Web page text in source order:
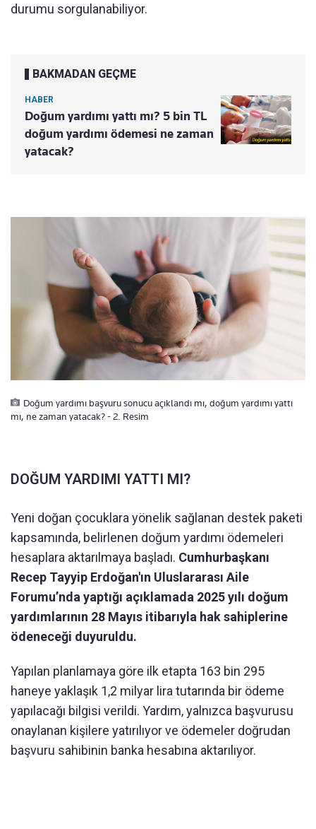
durumu sorgulanabiliyor.
BAKMADAN GEÇME
HABER
Doğum yardımı yattı mı? 5 bin TL
doğum yardımı ödemesi ne zaman
yatacak?
Doğum yardımı başvuru sonucu açıklandı mı, doğum yardımı yattı
mı, ne zaman yatacak? - 2. Resim
DOĞUM YARDIMI YATTI MI?
Yeni doğan çocuklara yönelik sağlanan destek paketi
kapsamında, belirlenen doğum yardımı ödemeleri
hesaplara aktarılmaya başladı. Cumhurbaşkanı
Recep Tayyip Erdoğan'ın Uluslararası Aile
Forumu’nda yaptığı açıklamada 2025 yılı doğum
yardımlarının 28 Mayıs itibarıyla hak sahiplerine
ödeneceği duyuruldu.
Yapılan planlamaya göre ilk etapta 163 bin 295
haneye yaklaşık 1,2 milyar lira tutarında bir ödeme
yapılacağı bilgisi verildi. Yardım, yalnızca başvurusu
onaylanan kişilere yatırılıyor ve ödemeler doğrudan
başvuru sahibinin banka hesabına aktarılıyor.